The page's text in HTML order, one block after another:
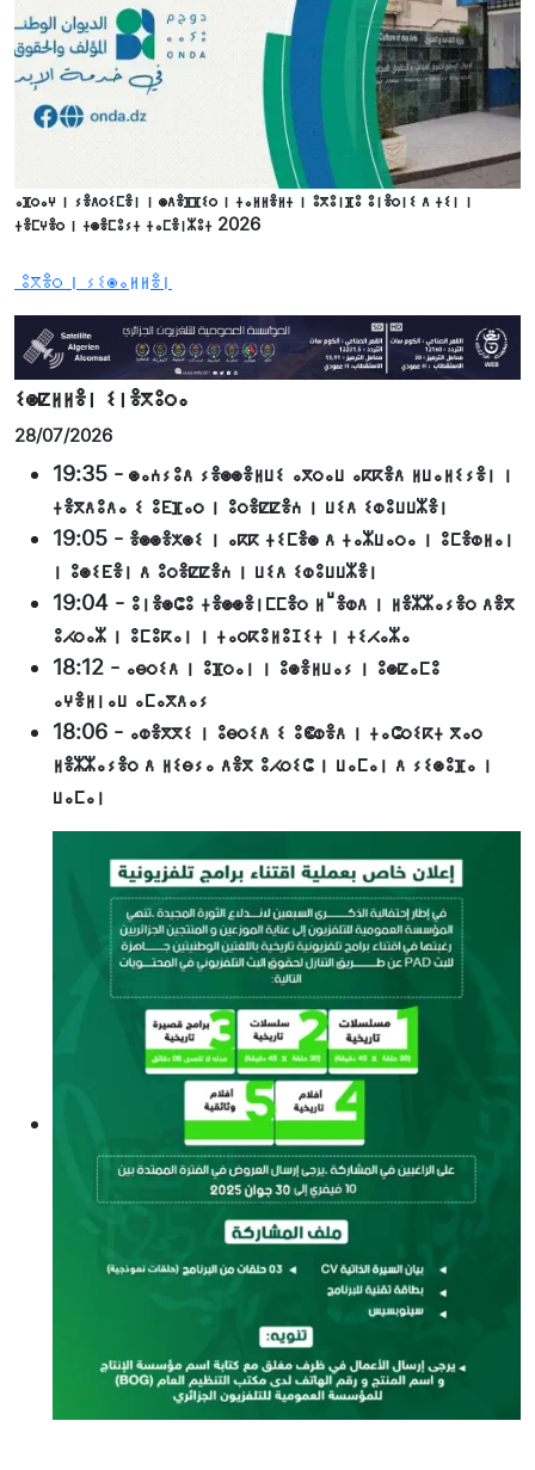
ⴰⴼⵔⴰⵖ ⵏ ⵢⴻⴷⵔⵉⵎⴻⵏ ⵏ ⵙⴷⴻⴼⴼⵉⵔ ⵏ ⵜⴰⵍⵍⴻⵍⵜ ⵏ ⵓⴳⵓⵏⴼⵓ ⵓⵏⴻⵔⵏⵉ ⴷ ⵜⵉⵏ ⵏ
ⵜⴻⵎⵖⴻⵔ ⵏ ⵜⵙⴻⵎⵓⵢⵜ ⵜⴰⵎⴻⵏⵣⵓⵜ 2026
ⵓⴳⴻⵔ ⵏ ⵢⵉⵙⴰⵍⵍⴻⵏ
ⵉⵙⵇⵍⵍⴻⵏ ⵉⵏⴻⴳⵓⵔⴰ
28/07/2026
19:35 - ⵙⴰⵄⵢⵓⴷ ⵢⴻⵙⵙⴻⵍⵡⵉ ⴰⴳⵔⴰⵡ ⴰⴽⴽⴻⴷ ⵍⵡⴰⵍⵉⵢⴻⵏ ⵏ
ⵜⴻⴳⴷⵓⴷⴰ ⵉ ⵓⴹⴼⴰⵔ ⵏ ⵓⵔⴻⵇⵇⴻⵄ ⵏ ⵡⵉⴷ ⵉⵀⵓⵡⵡⵣⴻⵏ
19:05 - ⴻⵙⵙⴻⵅⵙⵉ ⵏ ⴰⴽⴽ ⵜⵉⵎⴻⵙ ⴷ ⵜⴰⵣⵡⴰⵔⴰ ⵏ ⵓⵎⴻⵀⵍⴰⵏ
ⵏ ⵓⵙⵉⴹⴻⵏ ⴷ ⵓⵔⴻⵇⵇⴻⵄ ⵏ ⵡⵉⴷ ⵉⵀⵓⵡⵡⵣⴻⵏ
19:04 - ⵓⵏⴻⵙⵛⵓ ⵜⴻⵙⵙⴻⵏⵎⵎⴻⵔ ⵍⵯⴻⵀⴷ ⵏ ⵍⴻⵣⵣⴰⵢⴻⵔ ⴷⴻⴳ
ⵓⵃⵔⴰⵣ ⵏ ⵓⵎⵓⴽⴰⵏ ⵏ ⵜⴰⵔⴽⵓⵍⵓⵊⵉⵜ ⵏ ⵜⵉⵃⴰⵣⴰ
18:12 - ⴰⴱⵔⵉⴷ ⵏ ⵓⴼⵔⴰⵏ ⵏ ⵓⵙⴻⵍⵡⴰⵢ ⵏ ⵓⵙⵇⴰⵎⵓ
ⴰⵖⴻⵍⵏⴰⵡ ⴰⵎⴰⴳⴷⴰⵢ
18:06 - ⴰⵀⴻⴳⴳⵉ ⵏ ⵓⴱⵔⵉⴷ ⵉ ⵓⵞⵀⴻⴷ ⵏ ⵜⴰⵛⵔⵉⴽⵜ ⴳⴰⵔ
ⵍⴻⵣⵣⴰⵢⴻⵔ ⴷ ⵍⵉⴱⵢⴰ ⴷⴻⴳ ⵓⵃⵔⵉⵛ ⵏ ⵡⴰⵎⴰⵏ ⴷ ⵢⵉⵙⵓⴼⴰ ⵏ
ⵡⴰⵎⴰⵏ